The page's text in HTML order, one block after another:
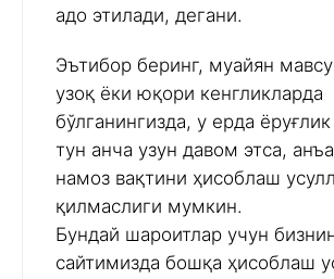
адо этилади, дегани.
Эътибор беринг, муайян
узоқ ёки юқори кенгликларда
бўлганингизда, у ерда
тун анча узун давом этса,
намоз вақтини ҳисоблаш
қилмаслиги мумкин.
Бундай шароитлар учун
сайтимизда бошқа ҳисоблаш